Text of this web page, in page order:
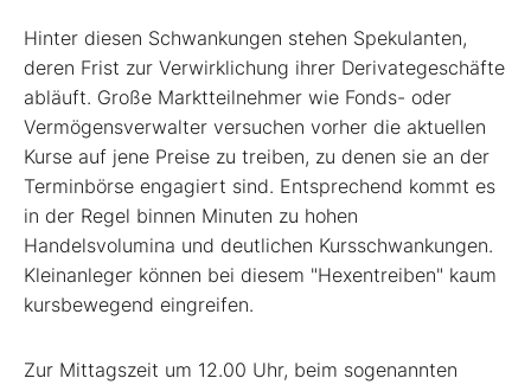
Hinter diesen Schwankungen stehen Spekulanten,
deren Frist zur Verwirklichung ihrer Derivategeschäfte
abläuft. Große Marktteilnehmer wie Fonds- oder
Vermögensverwalter versuchen vorher die aktuellen
Kurse auf jene Preise zu treiben, zu denen sie an der
Terminbörse engagiert sind. Entsprechend kommt es
in der Regel binnen Minuten zu hohen
Handelsvolumina und deutlichen Kursschwankungen.
Kleinanleger können bei diesem "Hexentreiben" kaum
kursbewegend eingreifen.
Zur Mittagszeit um 12.00 Uhr, beim sogenannten